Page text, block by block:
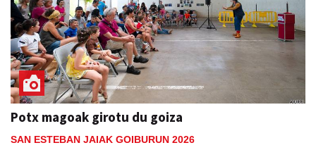
Potx magoak girotu du goiza
SAN ESTEBAN JAIAK GOIBURUN 2026